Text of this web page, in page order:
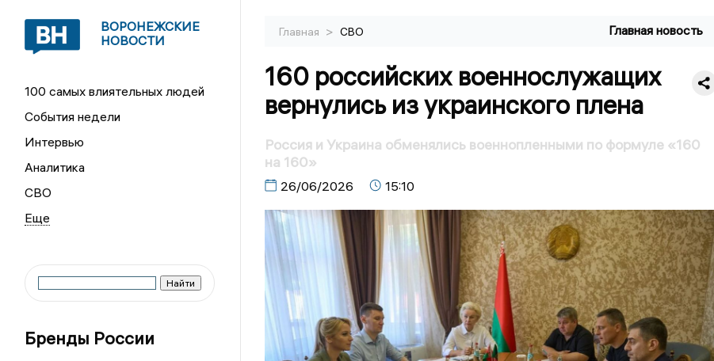
ВОРОНЕЖСКИЕ
НОВОСТИ
100 самых влиятельных людей
События недели
Интервью
Аналитика
СВО
Бренды России
Главная > СВО Главная новость
160 российских военнослужащих
вернулись из украинского плена
Россия и Украина обменялись военнопленными по формуле «160
на 160»
26/06/2026 15:10